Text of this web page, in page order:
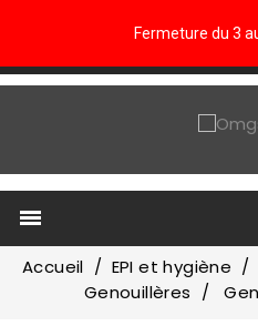
Fermeture du 3

Accueil EPI et hygiène
Genouillères